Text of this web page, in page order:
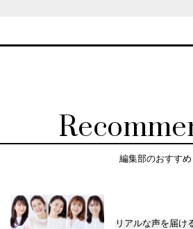
編集部のおすすめ
リアルな声を届け